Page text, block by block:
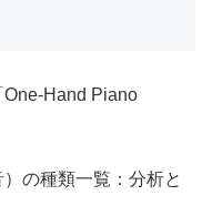
One-Hand Piano
の種類一覧：分析と